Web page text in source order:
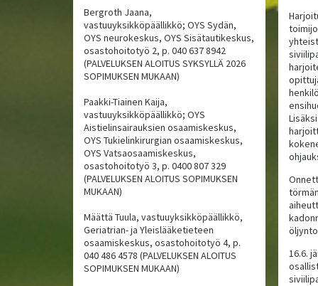
Bergroth Jaana,
vastuuyksikköpäällikkö; OYS Sydän,
OYS neurokeskus, OYS Sisätautikeskus,
osastohoitotyö 2, p. 040 637 8942
(PALVELUKSEN ALOITUS SYKSYLLÄ 2026
SOPIMUKSEN MUKAAN)
Paakki-Tiainen Kaija,
vastuuyksikköpäällikkö; OYS
Aistielinsairauksien osaamiskeskus,
OYS Tukielinkirurgian osaamiskeskus,
OYS Vatsaosaamiskeskus,
osastohoitotyö 3, p. 0400 807 329
(PALVELUKSEN ALOITUS SOPIMUKSEN
MUKAAN)
Määttä Tuula, vastuuyksikköpäällikkö,
Geriatrian- ja Yleislääketieteen
osaamiskeskus, osastohoitotyö 4, p.
040 486 4578 (PALVELUKSEN ALOITUS
SOPIMUKSEN MUKAAN)
16.6.